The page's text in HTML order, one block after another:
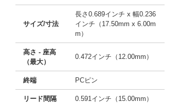
サイズ/寸法
長さ0.689インチ x 幅0.236
インチ（17.50mm x 6.00m
m）
高さ - 座高
（最大）
0.472インチ（12.00mm）
終端 PCピン
リード間隔 0.591インチ（15.00mm）